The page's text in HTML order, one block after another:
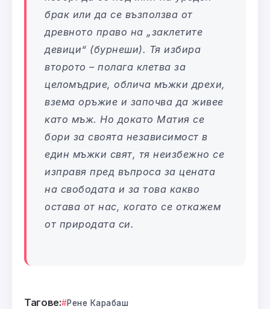
брак или да се възползва от
древното право на „заклетите
девици“ (бурнеши). Тя избира
второто – полага клетва за
целомъдрие, облича мъжки дрехи,
взема оръжие и започва да живее
като мъж. Но докато Матия се
бори за своята независимост в
един мъжки свят, тя неизбежно се
изправя пред въпроса за цената
на свободата и за това какво
остава от нас, когато се откажем
от природата си.
Тагове: Рене Карабаш